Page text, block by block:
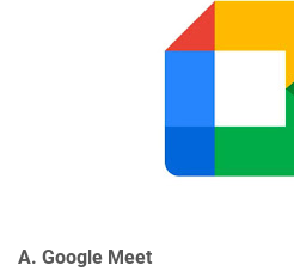
A. Google Meet